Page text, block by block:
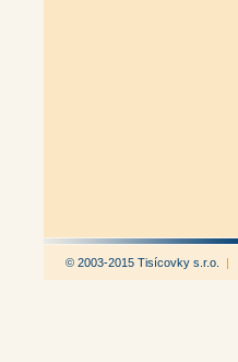
© 2003-2015 Tisícovky s.r.o. |